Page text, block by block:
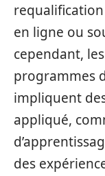
requalification
en ligne ou
cependant,
programmes
impliquent
appliqué,
des